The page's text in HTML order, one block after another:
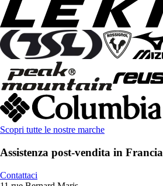
Scopri tutte le nostre marche
Assistenza post-vendita in Francia
Contattaci